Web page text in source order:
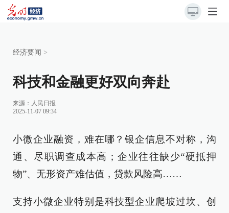
经济要闻 >
科技和金融更好双向奔赴
来源： 人民日报
2025-11-07 09:34
小微企业融资，难在哪？银企信息不对称，沟
通、尽职调查成本高；企业往往缺少“硬抵押
物”、无形资产难估值，贷款风险高……
支持小微企业特别是科技型企业爬坡过坎、创